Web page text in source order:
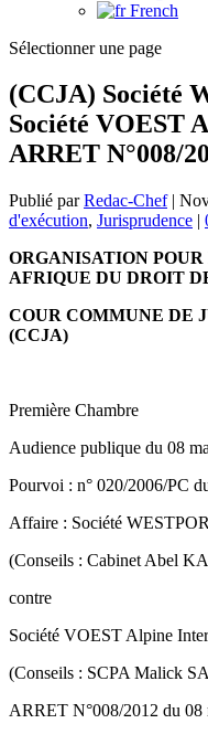
French
Sélectionner une page
(CCJA) Société
Société VOEST
ARRET N°008/
Publié parRedac-Chef|
d'exécution, Jurisprudence |
ORGANISATION
AFRIQUE DU DROIT
COUR COMMUNE DE
(CCJA)
Première Chambre
Audience publique du 08
Pourvoi : n° 020/2006/PC
Affaire : Société
(Conseils : Cabinet Abel
contre
Société VOEST Alpine
(Conseils : SCPA Malick
ARRET N°008/2012 du 08